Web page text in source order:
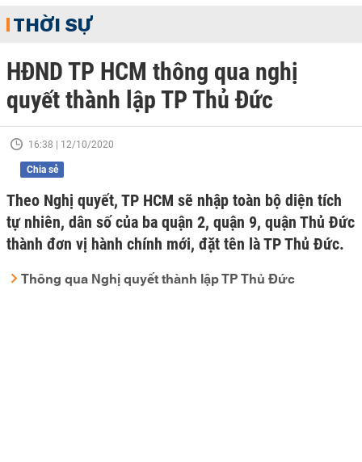
THỜI SỰ
HĐND TP HCM thông qua nghị
quyết thành lập TP Thủ Đức
16:38 | 12/10/2020
Chia sẻ
Theo Nghị quyết, TP HCM sẽ nhập toàn bộ diện tích
tự nhiên, dân số của ba quận 2, quận 9, quận Thủ Đức
thành đơn vị hành chính mới, đặt tên là TP Thủ Đức.
Thông qua Nghị quyết thành lập TP Thủ Đức